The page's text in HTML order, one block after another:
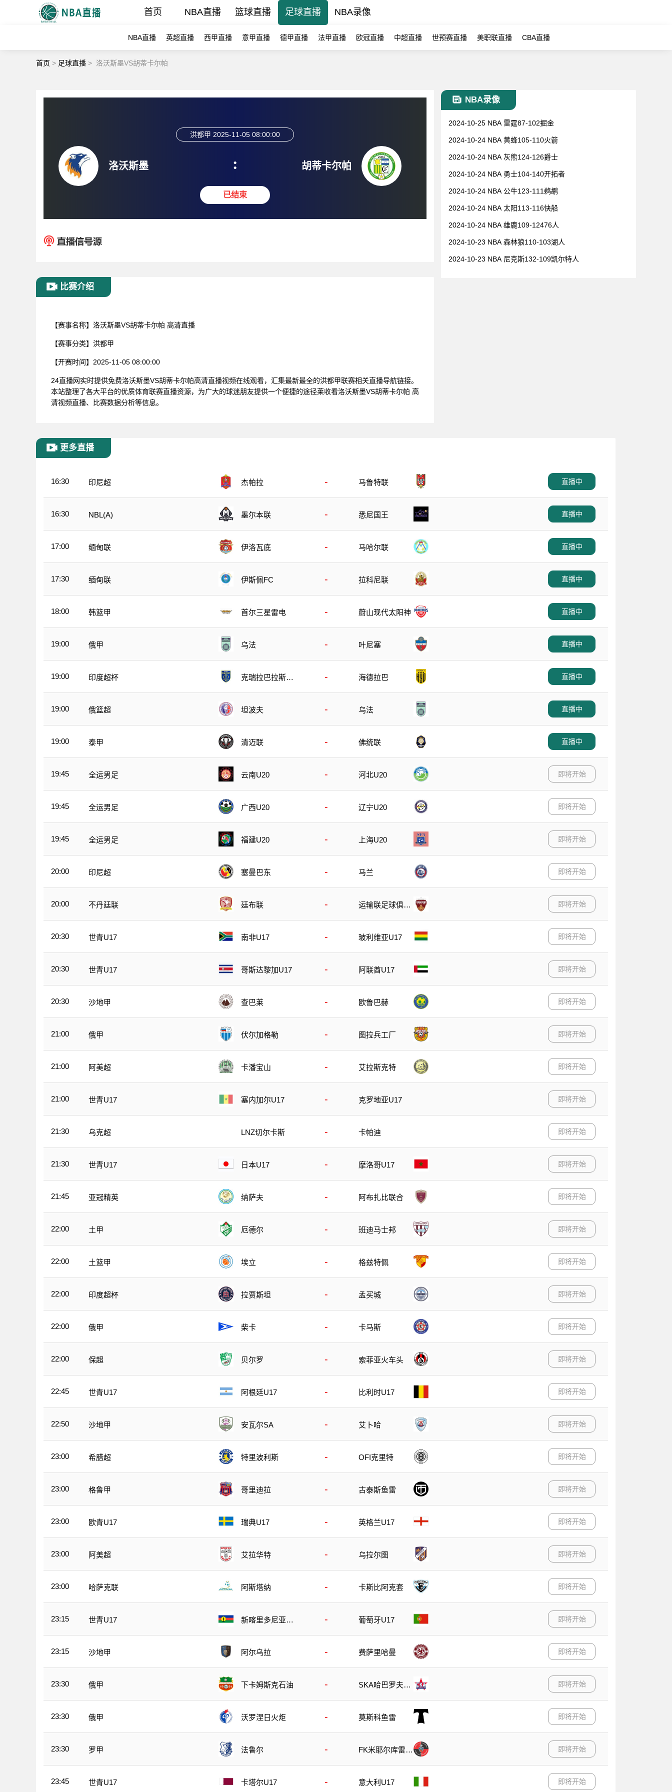
首页 NBA直播 篮球直播 足球直播 NBA录像
NBA直播 英超直播 西甲直播 意甲直播 德甲直播 法甲直播 欧冠直播 中超直播 世预赛直播 美职联直播 CBA直播
首页 > 足球直播 > 洛沃斯墨VS胡蒂卡尔帕
洛沃斯墨
洪都甲 2025-11-05 08:00:00
:
已结束
胡蒂卡尔帕
比赛介绍
【赛事名称】 洛沃斯墨VS胡蒂卡尔帕 高清直播
【赛事分类】 洪都甲
【开赛时间】 2025-11-05 08:00:00
24直播网实时提供免费洛沃斯墨VS胡蒂卡尔帕高清直播视频在线观看，汇集最新最全的洪都甲联赛相关直播导航链接。
本站整理了各大平台的优质体育联赛直播资源，为广大的球迷朋友提供一个便捷的途径莱收看洛沃斯墨VS胡蒂卡尔帕 高
清视频直播、比赛数据分析等信息。
NBA录像
2024-10-25 NBA 雷霆87-102掘金
2024-10-24 NBA 黄蜂105-110火箭
2024-10-24 NBA 灰熊124-126爵士
2024-10-24 NBA 勇士104-140开拓者
2024-10-24 NBA 公牛123-111鹈鹕
2024-10-24 NBA 太阳113-116快船
2024-10-24 NBA 雄鹿109-12476人
2024-10-23 NBA 森林狼110-103湖人
2024-10-23 NBA 尼克斯132-109凯尔特人
更多直播
16:30 印尼超 杰帕拉 - 马鲁特联 直播中
16:30 NBL(A) 墨尔本联 - 悉尼国王 直播中
17:00 缅甸联 伊洛瓦底 - 马哈尔联 直播中
17:30 缅甸联 伊斯佩FC - 拉科尼联 直播中
18:00 韩篮甲 首尔三星雷电 - 蔚山现代太阳神 直播中
19:00 俄甲 乌法 - 叶尼塞 直播中
19:00 印度超杯
克瑞拉巴拉斯特
- 海德拉巴 直播中
19:00 俄篮超 坦波夫 - 乌法 直播中
19:00 泰甲 清迈联 - 佛统联 直播中
19:45 全运男足 云南U20 - 河北U20 即将开始
19:45 全运男足 广西U20 - 辽宁U20 即将开始
19:45 全运男足 福建U20 - 上海U20 即将开始
20:00 印尼超 塞曼巴东 - 马兰 即将开始
20:00 不丹廷联 廷布联 -
运输联足球俱乐
即将开始
20:30 世青U17 南非U17 - 玻利维亚U17 即将开始
20:30 世青U17 哥斯达黎加U17 - 阿联酋U17 即将开始
20:30 沙地甲 查巴莱 - 欧鲁巴赫 即将开始
21:00 俄甲 伏尔加格勒 - 图拉兵工厂 即将开始
21:00 阿美超 卡潘宝山 - 艾拉斯克特 即将开始
21:00 世青U17 塞内加尔U17 - 克罗地亚U17 即将开始
21:30 乌克超 LNZ切尔卡斯 - 卡帕迪 即将开始
21:30 世青U17 日本U17 - 摩洛哥U17 即将开始
21:45 亚冠精英 纳萨夫 - 阿布扎比联合 即将开始
22:00 土甲 厄德尔 - 班迪马士邦 即将开始
22:00 土篮甲 埃立 - 格兹特佩 即将开始
22:00 印度超杯 拉贾斯坦 - 孟买城 即将开始
22:00 俄甲 柴卡 - 卡马斯 即将开始
22:00 保超 贝尔罗 - 索菲亚火车头 即将开始
22:45 世青U17 阿根廷U17 - 比利时U17 即将开始
22:50 沙地甲 安瓦尔SA - 艾卜哈 即将开始
23:00 希腊超 特里波利斯 - OFI克里特 即将开始
23:00 格鲁甲 哥里迪拉 - 古泰斯鱼雷 即将开始
23:00 欧青U17 瑞典U17 - 英格兰U17 即将开始
23:00 阿美超 艾拉华特 - 乌拉尔图 即将开始
23:00 哈萨克联 阿斯塔纳 - 卡斯比阿克套 即将开始
23:15 世青U17
新喀里多尼亚U
- 葡萄牙U17 即将开始
23:15 沙地甲 阿尔乌拉 - 费萨里哈曼 即将开始
23:30 俄甲 下卡姆斯克石油 -
SKA哈巴罗夫斯
即将开始
23:30 俄甲 沃罗涅日火炬 - 莫斯科鱼雷 即将开始
23:30 罗甲 法鲁尔 -
FK米耶尔库雷亚
即将开始
23:45 世青U17 卡塔尔U17 - 意大利U17 即将开始